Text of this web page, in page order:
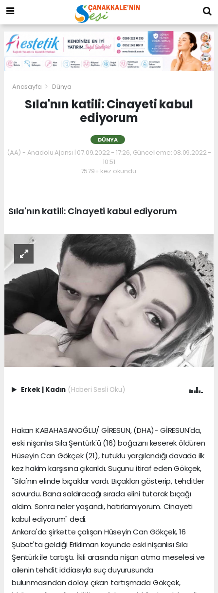
Anasayfa Dünya
Sıla'nın katili: Cinayeti kabul
ediyorum
DÜNYA
(AA) - Anadolu Ajansı | 07.09.2022 - 17:26, Güncelleme: 08.09.2022 -
10:51
7579+ kez okundu.
Sıla'nın katili: Cinayeti kabul ediyorum
Erkek | Kadın (Haberi Sesli Oku)
Hakan KABAHASANOĞLU/ GİRESUN, (DHA)- GİRESUN'da,
eski nişanlısı Sıla Şentürk'ü (16) boğazını keserek öldüren
Hüseyin Can Gökçek (21), tutuklu yargılandığı davada ilk
kez hakim karşısına çıkarıldı. Suçunu itiraf eden Gökçek,
"Sıla'nın elinde bıçaklar vardı. Bıçakları gösterip, tehditler
savurdu. Bana saldıracağı sırada elini tutarak bıçağı
aldım. Sonra neler yaşandı, hatırlamıyorum. Cinayeti
kabul ediyorum" dedi.
Ankara'da şirkette çalışan Hüseyin Can Gökçek, 16
Şubat'ta geldiği Erikliman köyünde eski nişanlısı Sıla
Şentürk ile tartıştı. İkili arasında nişan atma meselesi ve
ailenin tehdit iddiasıyla suç duyurusunda
bulunmasından dolayı çıkan tartışmada Gökçek,